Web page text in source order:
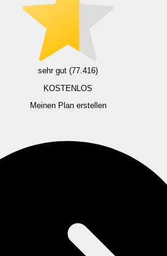
sehr gut (77.416)
KOSTENLOS
Meinen Plan erstellen